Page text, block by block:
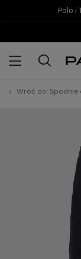
Polo i
Wróć do:Spodnie